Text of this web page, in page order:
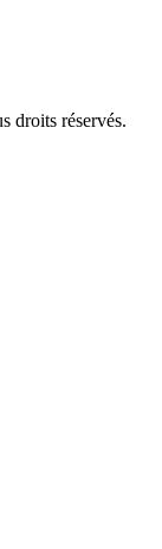
droits réservés.